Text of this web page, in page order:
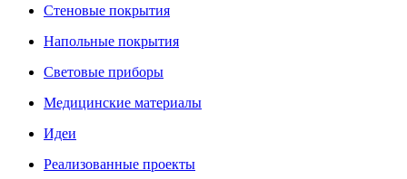
Стеновые покрытия
Напольные покрытия
Световые приборы
Медицинские материалы
Идеи
Реализованные проекты